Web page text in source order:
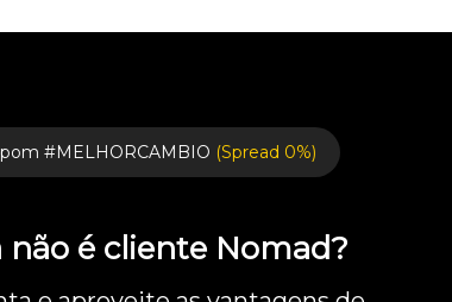
#MELHORCAMBIO (Spread 0%)
não é cliente Nomad?